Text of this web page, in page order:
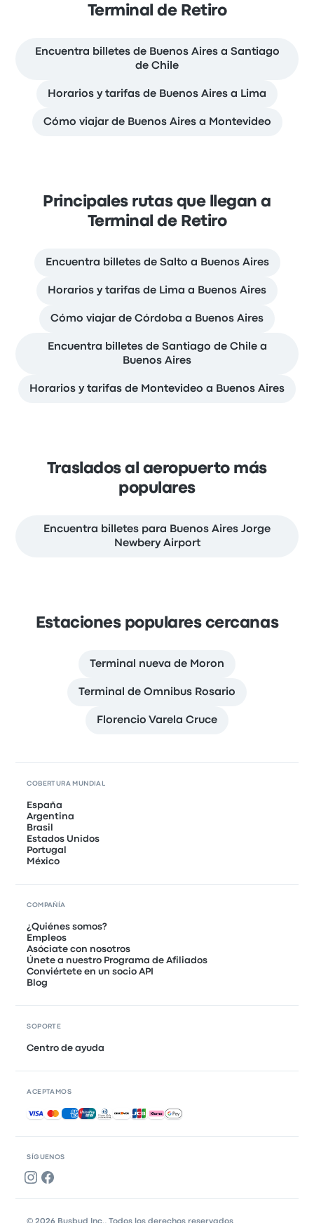
Terminal de Retiro
Encuentra billetes de Buenos Aires a Santiago
de Chile
Horarios y tarifas de Buenos Aires a Lima
Cómo viajar de Buenos Aires a Montevideo
Principales rutas que llegan a
Terminal de Retiro
Encuentra billetes de Salto a Buenos Aires
Horarios y tarifas de Lima a Buenos Aires
Cómo viajar de Córdoba a Buenos Aires
Encuentra billetes de Santiago de Chile a
Buenos Aires
Horarios y tarifas de Montevideo a Buenos Aires
Traslados al aeropuerto más
populares
Encuentra billetes para Buenos Aires Jorge
Newbery Airport
Estaciones populares cercanas
Terminal nueva de Moron
Terminal de Omnibus Rosario
Florencio Varela Cruce
SÍGUENOS
COBERTURA MUNDIAL
España
Argentina
Brasil
Estados Unidos
Portugal
México
COMPAÑÍA
¿Quiénes somos?
Empleos
Asóciate con nosotros
Únete a nuestro Programa de Afiliados
Conviértete en un socio API
Blog
SOPORTE
Centro de ayuda
ACEPTAMOS
Pagos aceptados